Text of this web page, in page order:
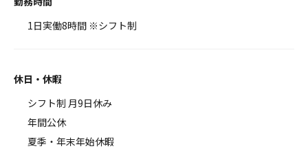
1日実働8時間 ※シフト制
休日・休暇
シフト制 月9日休み
年間公休
夏季・年末年始休暇